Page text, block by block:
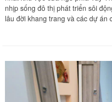
nhịp sống đô thị phát triển sôi
lâu đời khang trang và các dự án
Hoàng Văn Thụ, Trường Chinh,
Lê Văn Sỹ, các hệ tủ quần áo
hốc tường cùng tủ áo cánh kính
đèn LED thông minh luôn là